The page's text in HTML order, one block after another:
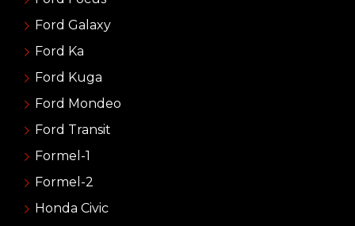
Ford Galaxy
Ford Ka
Ford Kuga
Ford Mondeo
Ford Transit
Formel-1
Formel-2
Honda Civic